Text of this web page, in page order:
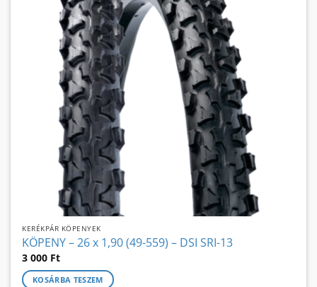
KERÉKPÁR KÖPENYEK
KÖPENY – 26 x 1,90 (49-559) – DSI SRI-13
3 000 Ft
KOSÁRBA TESZEM